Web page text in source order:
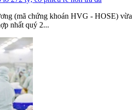
(mã chứng khoán HVG - HOSE) vừa
nhất quý 2...